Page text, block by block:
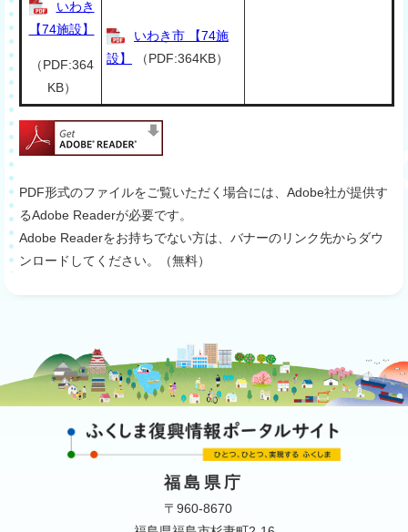
いわき
【74施設】
（PDF:364
KB）
いわき市 【74施
設】
（PDF:364KB）
PDF形式のファイルをご覧いただく場合には、Adobe社が提供す
るAdobe Readerが必要です。
Adobe Readerをお持ちでない方は、バナーのリンク先からダウ
ンロードしてください。（無料）
福島県庁
〒960-8670